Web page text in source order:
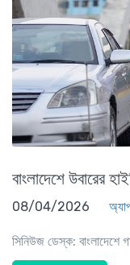
বাংলাদেশে উবারের
08/04/2026
সিনিউজ ডেস্ক: বাংলাদেশে